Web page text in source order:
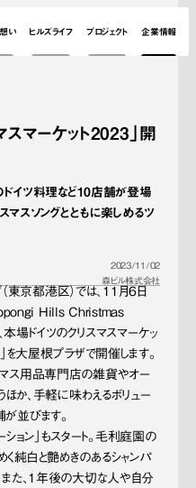
い ヒルズライフ プロジェクト 企業情報
スマーケット2023」開
ドイツ料理など10店舗が登場
マスソングとともに楽しめるツ
2023/11/02
森ビル株式会社
京都港区）では、11月6日
Roppongi Hills Christmas
場ドイツのクリスマスマーケッ
を大屋根プラザで開催します。
マス用品専門店の雑貨やオー
ほか、手軽に味わえるボリュー
並びます。
ョン」もスタート。毛利庭園の
純白と艶めきのあるシャンパ
また、1年後の大切な人や自分